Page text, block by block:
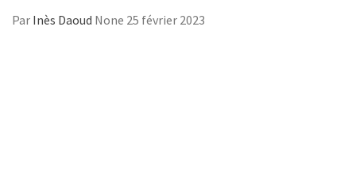
Par Inès Daoud None 25 février 2023